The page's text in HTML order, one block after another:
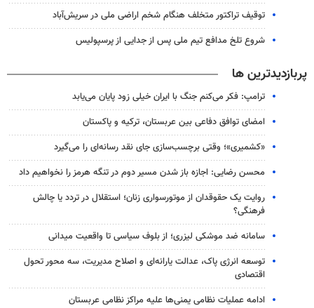
توقیف تراکتور متخلف هنگام شخم اراضی ملی در سریش‌آباد
شروع تلخ مدافع تیم ملی پس از جدایی از پرسپولیس
پربازدیدترین ها
ترامپ: فکر می‌کنم جنگ با ایران خیلی زود پایان می‌یابد
امضای توافق دفاعی بین عربستان، ترکیه و پاکستان
«کشمیری»؛ وقتی برچسب‌سازی جای نقد رسانه‌ای را می‌گیرد
محسن رضایی: اجازه باز شدن مسیر دوم در تنگه هرمز را نخواهیم داد
روایت یک حقوقدان از موتورسواری زنان؛ استقلال در تردد یا چالش
فرهنگی؟
سامانه ضد موشکی لیزری؛ از بلوف سیاسی تا واقعیت میدانی
توسعه انرژی پاک، عدالت یارانه‌ای و اصلاح مدیریت، سه محور تحول
اقتصادی
ادامه عملیات نظامی یمنی‌ها علیه مراکز نظامی عربستان